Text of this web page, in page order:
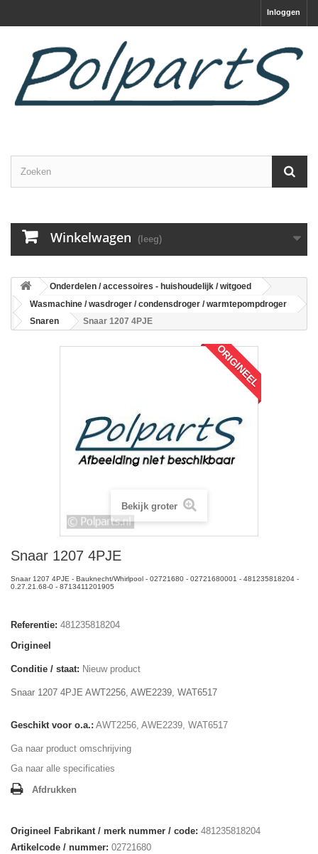
Inloggen
Winkelwagen (leeg)
Onderdelen / accessoires - huishoudelijk / witgoed
Wasmachine / wasdroger / condensdroger / warmtepompdroger
Snaren
Snaar 1207 4PJE
ORIGINEEL
Bekijk groter
Snaar 1207 4PJE
Snaar 1207 4PJE - Bauknecht/Whirlpool - 02721680 - 02721680001 - 481235818204 -
0.27.21.68-0 - 8713411201905
Referentie: 481235818204
Origineel
Conditie / staat: Nieuw product
Snaar 1207 4PJE AWT2256, AWE2239, WAT6517
Geschikt voor o.a.: AWT2256, AWE2239, WAT6517
Ga naar product omschrijving
Ga naar alle specificaties
Afdrukken
Origineel Fabrikant / merk nummer / code: 481235818204
Artikelcode / nummer: 02721680